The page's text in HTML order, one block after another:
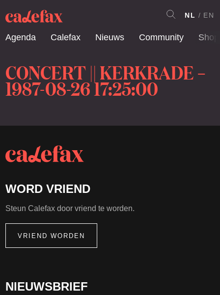
Agenda Calefax Nieuws Community Shop
NL EN
CONCERT || KERKRADE –
1987-08-26 17:25:00
NIEUWSBRIEF
WORD VRIEND
Steun Calefax door vriend te worden.
VRIEND WORDEN